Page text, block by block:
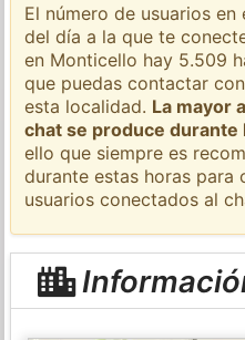
El número de usuarios
del día a la que te
en Monticello hay 5.509
que puedas contactar
esta localidad. La mayor
chat se produce durante
ello que siempre es
durante estas horas para
usuarios conectados al